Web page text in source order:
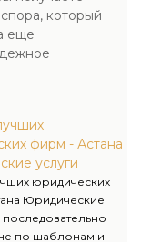
который
еще
фирм - Астана
услуги
юридических
Юридические
по шаблонам и